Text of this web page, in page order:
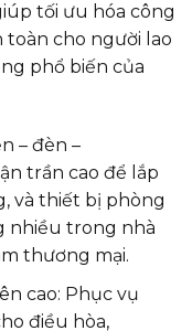
tối ưu hóa công
toàn cho người lao
phổ biến của
– đèn –
trần cao để lắp
và thiết bị phòng
nhiều trong nhà
thương mại.
cao: Phục vụ
điều hòa,